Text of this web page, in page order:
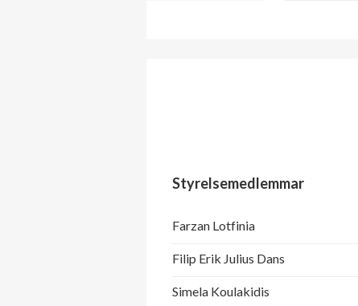
Styrelsemedlemmar
Farzan Lotfinia
Filip Erik Julius Dans
Simela Koulakidis